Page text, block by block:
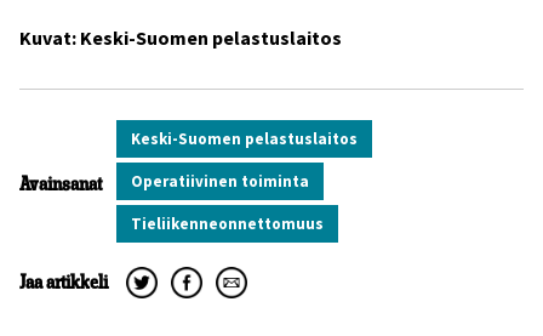
Kuvat: Keski-Suomen pelastuslaitos
Avainsanat
Keski-Suomen pelastuslaitos
Operatiivinen toiminta
Tieliikenneonnettomuus
Jaa artikkeli